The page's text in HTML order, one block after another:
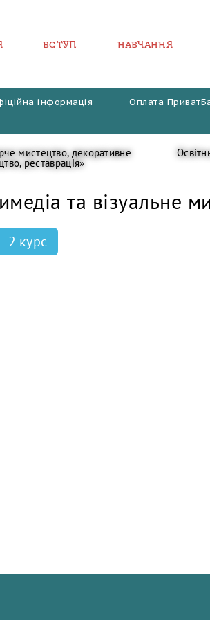
ВСТУП НАВЧАННЯ
інформація Оплата
мистецтво, декоративне
реставрація»
та візуальне
2 курс